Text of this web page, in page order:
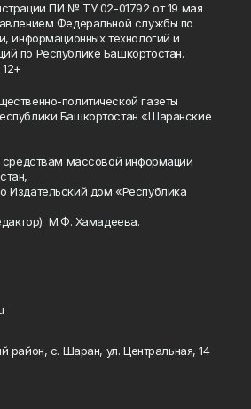
ПИ № ТУ 02-01792 от 19 мая
Федеральной службы по
информационных технологий и
по Республике Башкортостан.
политической газеты
Башкортостан «Шаранские
средствам массовой информации
Издательский дом «Республика
М.Ф. Хамадеева.
район, с. Шаран, ул. Центральная, 14